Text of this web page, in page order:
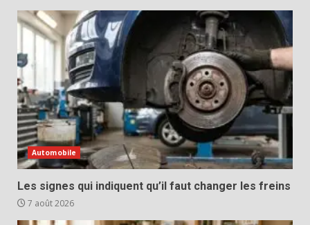
Automobile
Les signes qui indiquent qu’il faut changer les freins
7 août 2026